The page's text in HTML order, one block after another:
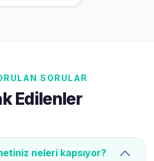
SORULAR
Edilenler
neleri kapsıyor?